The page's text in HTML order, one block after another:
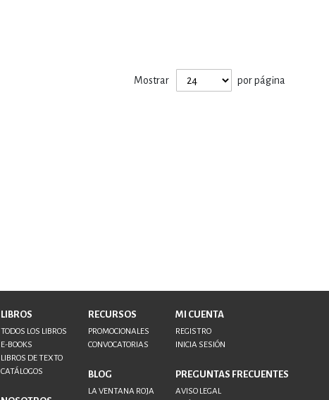
Mostrar por página
LIBROS
TODOS LOS LIBROS
E-BOOKS
LIBROS DE TEXTO
CATÁLOGOS
RECURSOS
PROMOCIONALES
CONVOCATORIAS
BLOG
LA VENTANA ROJA
MI CUENTA
REGISTRO
INICIA SESIÓN
PREGUNTAS FRECUENTES
AVISO LEGAL